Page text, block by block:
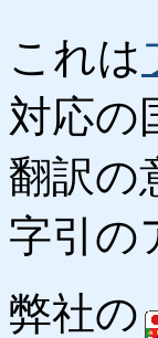
これは
対応の
翻訳の
字引の
弊社の